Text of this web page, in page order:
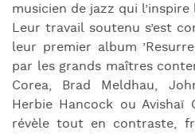
musicien de jazz qui l’inspire
Leur travail soutenu s’est
leur premier album
par les grands maîtres
Corea, Brad Meldhau,
Herbie Hancock ou Avishaï
révèle tout en contraste,